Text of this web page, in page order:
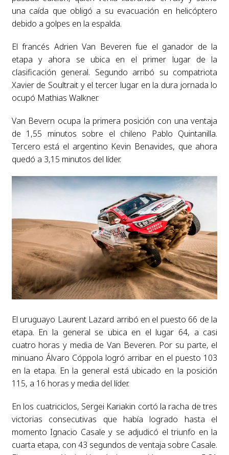
una caída que obligó a su evacuación en helicóptero
debido a golpes en la espalda.
El francés Adrien Van Beveren fue el ganador de la
etapa y ahora se ubica en el primer lugar de la
clasificación general. Segundo arribó su compatriota
Xavier de Soultrait y el tercer lugar en la dura jornada lo
ocupó Mathias Walkner.
Van Bevern ocupa la primera posición con una ventaja
de 1,55 minutos sobre el chileno Pablo Quintanilla.
Tercero está el argentino Kevin Benavides, que ahora
quedó a 3,15 minutos del líder.
El uruguayo Laurent Lazard arribó en el puesto 66 de la
etapa. En la general se ubica en el lugar 64, a casi
cuatro horas y media de Van Beveren. Por su parte, el
minuano Álvaro Cóppola logró arribar en el puesto 103
en la etapa. En la general está ubicado en la posición
115, a 16 horas y media del líder.
En los cuatriciclos, Sergei Kariakin cortó la racha de tres
victorias consecutivas que había logrado hasta el
momento Ignacio Casale y se adjudicó el triunfo en la
cuarta etapa, con 43 segundos de ventaja sobre Casale.